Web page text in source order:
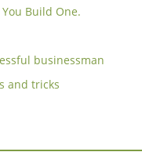
Build One.
businessman
and tricks